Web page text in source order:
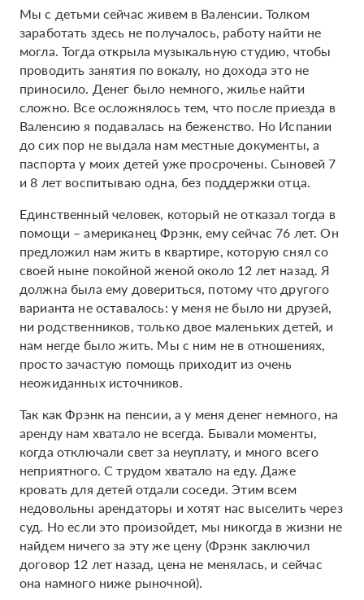
Мы с детьми сейчас живем в Валенсии. Толком
заработать здесь не получалось, работу найти не
могла. Тогда открыла музыкальную студию, чтобы
проводить занятия по вокалу, но дохода это не
приносило. Денег было немного, жилье найти
сложно. Все осложнялось тем, что после приезда в
Валенсию я подавалась на беженство. Но Испании
до сих пор не выдала нам местные документы, а
паспорта у моих детей уже просрочены. Сыновей 7
и 8 лет воспитываю одна, без поддержки отца.
Единственный человек, который не отказал тогда в
помощи – американец Фрэнк, ему сейчас 76 лет. Он
предложил нам жить в квартире, которую снял со
своей ныне покойной женой около 12 лет назад. Я
должна была ему довериться, потому что другого
варианта не оставалось: у меня не было ни друзей,
ни родственников, только двое маленьких детей, и
нам негде было жить. Мы с ним не в отношениях,
просто зачастую помощь приходит из очень
неожиданных источников.
Так как Фрэнк на пенсии, а у меня денег немного, на
аренду нам хватало не всегда. Бывали моменты,
когда отключали свет за неуплату, и много всего
неприятного. С трудом хватало на еду. Даже
кровать для детей отдали соседи. Этим всем
недовольны арендаторы и хотят нас выселить через
суд. Но если это произойдет, мы никогда в жизни не
найдем ничего за эту же цену (Фрэнк заключил
договор 12 лет назад, цена не менялась, и сейчас
она намного ниже рыночной).